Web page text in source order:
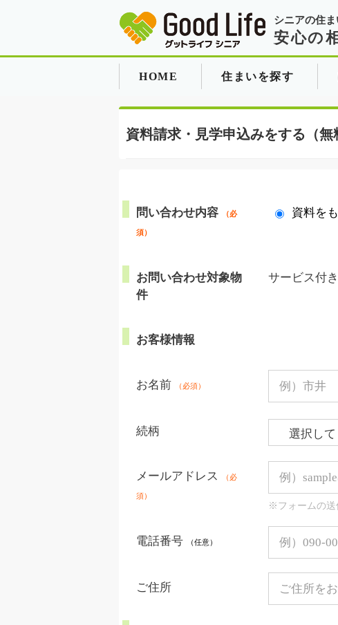
シニアの住
安心の
HOME 住まいを探す
資料請求・見学申込みをする（無
問い合わせ内容 （必
須）
資料を
お問い合わせ対象物
件
サービス付
お客様情報
お名前 （必須）
続柄
メールアドレス （必
須）
※フォームの送
電話番号 （任意）
ご住所